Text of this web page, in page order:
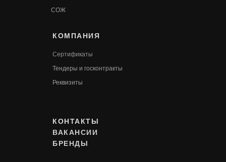
КОМПАНИЯ
СОЖ
Сертификаты
Тендеры и госконтракты
Реквизиты
КОНТАКТЫ
БРЕНДЫ
ВАКАНСИИ